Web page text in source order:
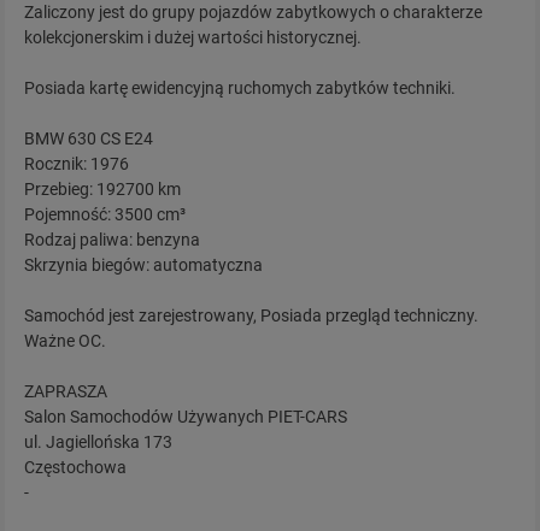
Zaliczony jest do grupy pojazdów zabytkowych o charakterze
kolekcjonerskim i dużej wartości historycznej.
Posiada kartę ewidencyjną ruchomych zabytków techniki.
BMW 630 CS E24
Rocznik: 1976
Przebieg: 192700 km
Pojemność: 3500 cm³
Rodzaj paliwa: benzyna
Skrzynia biegów: automatyczna
Samochód jest zarejestrowany, Posiada przegląd techniczny.
Ważne OC.
ZAPRASZA
Salon Samochodów Używanych PIET-CARS
ul. Jagiellońska 173
Częstochowa
-